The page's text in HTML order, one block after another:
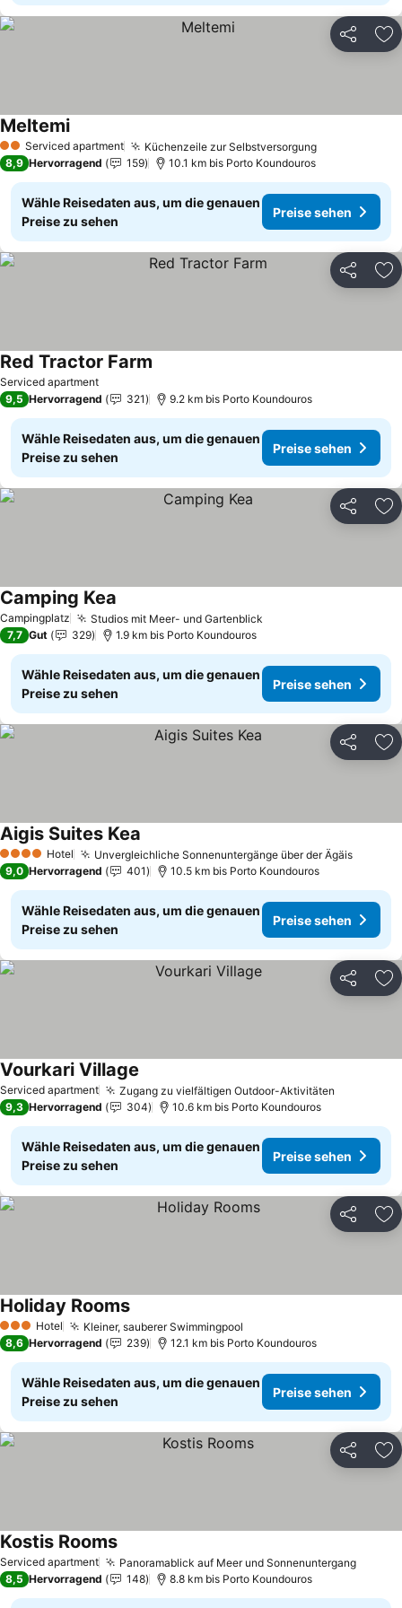
Teilen
2 SterneServiced apartment Küchenzeile zur Selbstversorgung
Meltemi
8,9 Hervorragend 159 10.1 km bis Porto Koundouros
Wähle Reisedaten aus, um die genauen
Preise zu sehen
Preise sehen
Teilen
Serviced apartment
Red Tractor Farm
9,5 Hervorragend 321 9.2 km bis Porto Koundouros
Wähle Reisedaten aus, um die genauen
Preise zu sehen
Preise sehen
Teilen
Campingplatz Studios mit Meer- und Gartenblick
Camping Kea
7,7 Gut 329 1.9 km bis Porto Koundouros
Wähle Reisedaten aus, um die genauen
Preise zu sehen
Preise sehen
Teilen
4 Sterne Hotel Unvergleichliche Sonnenuntergänge über der Ägäis
Aigis Suites Kea
9,0 Hervorragend 401 10.5 km bis Porto Koundouros
Wähle Reisedaten aus, um die genauen
Preise zu sehen
Preise sehen
Teilen
Serviced apartment Zugang zu vielfältigen Outdoor-Aktivitäten
Vourkari Village
9,3 Hervorragend 304 10.6 km bis Porto Koundouros
Wähle Reisedaten aus, um die genauen
Preise zu sehen
Preise sehen
Teilen
3 SterneHotel Kleiner, sauberer Swimmingpool
Holiday Rooms
8,6 Hervorragend 239 12.1 km bis Porto Koundouros
Wähle Reisedaten aus, um die genauen
Preise zu sehen
Preise sehen
Teilen
Serviced apartment Panoramablick auf Meer und Sonnenuntergang
Kostis Rooms
8,5 Hervorragend 148 8.8 km bis Porto Koundouros